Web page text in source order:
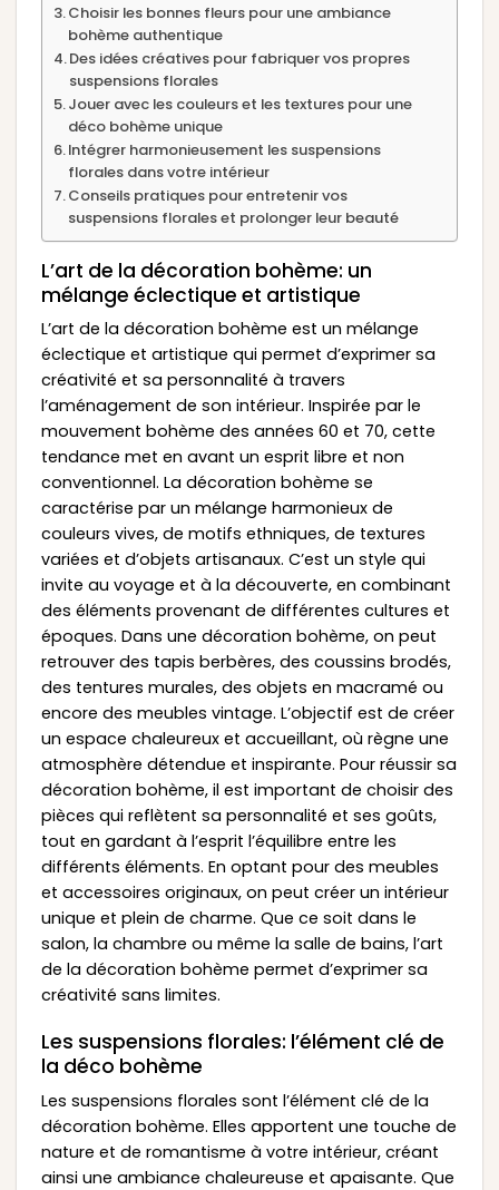
Choisir les bonnes fleurs pour une ambiance
bohème authentique
Des idées créatives pour fabriquer vos propres
suspensions florales
Jouer avec les couleurs et les textures pour une
déco bohème unique
Intégrer harmonieusement les suspensions
florales dans votre intérieur
Conseils pratiques pour entretenir vos
suspensions florales et prolonger leur beauté
L’art de la décoration bohème: un
mélange éclectique et artistique
L’art de la décoration bohème est un mélange
éclectique et artistique qui permet d’exprimer sa
créativité et sa personnalité à travers
l’aménagement de son intérieur. Inspirée par le
mouvement bohème des années 60 et 70, cette
tendance met en avant un esprit libre et non
conventionnel. La décoration bohème se
caractérise par un mélange harmonieux de
couleurs vives, de motifs ethniques, de textures
variées et d’objets artisanaux. C’est un style qui
invite au voyage et à la découverte, en combinant
des éléments provenant de différentes cultures et
époques. Dans une décoration bohème, on peut
retrouver des tapis berbères, des coussins brodés,
des tentures murales, des objets en macramé ou
encore des meubles vintage. L’objectif est de créer
un espace chaleureux et accueillant, où règne une
atmosphère détendue et inspirante. Pour réussir sa
décoration bohème, il est important de choisir des
pièces qui reflètent sa personnalité et ses goûts,
tout en gardant à l’esprit l’équilibre entre les
différents éléments. En optant pour des meubles
et accessoires originaux, on peut créer un intérieur
unique et plein de charme. Que ce soit dans le
salon, la chambre ou même la salle de bains, l’art
de la décoration bohème permet d’exprimer sa
créativité sans limites.
Les suspensions florales: l’élément clé de
la déco bohème
Les suspensions florales sont l’élément clé de la
décoration bohème. Elles apportent une touche de
nature et de romantisme à votre intérieur, créant
ainsi une ambiance chaleureuse et apaisante. Que